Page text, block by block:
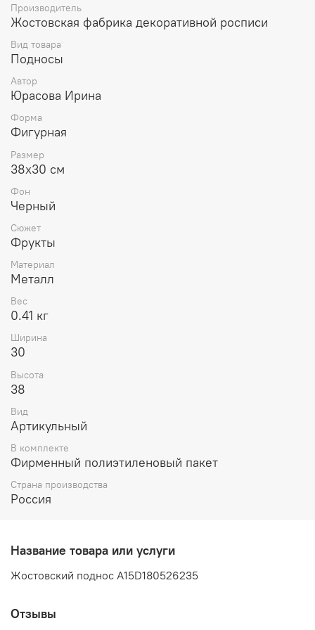
Производитель
Жостовская фабрика декоративной росписи
Вид товара
Подносы
Автор
Юрасова Ирина
Форма
Фигурная
Размер
38х30 см
Фон
Черный
Сюжет
Фрукты
Материал
Металл
Вес
0.41 кг
Ширина
30
Высота
38
Вид
Артикульный
В комплекте
Фирменный полиэтиленовый пакет
Страна производства
Россия
Название товара или услуги
Жостовский поднос A15D180526235
Отзывы